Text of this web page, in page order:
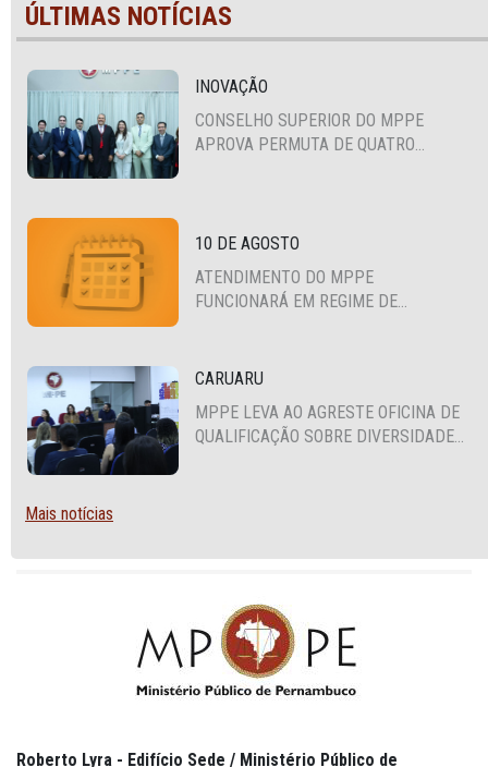
ÚLTIMAS NOTÍCIAS
INOVAÇÃO
CONSELHO SUPERIOR DO MPPE
APROVA PERMUTA DE QUATRO
10 DE AGOSTO
ATENDIMENTO DO MPPE
FUNCIONARÁ EM REGIME DE
CARUARU
MPPE LEVA AO AGRESTE OFICINA DE
QUALIFICAÇÃO SOBRE DIVERSIDADE
Mais notícias
Roberto Lyra - Edifício Sede / Ministério Público de